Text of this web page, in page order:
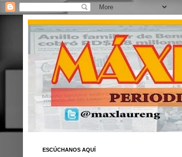
ESCÚCHANOS AQUÍ